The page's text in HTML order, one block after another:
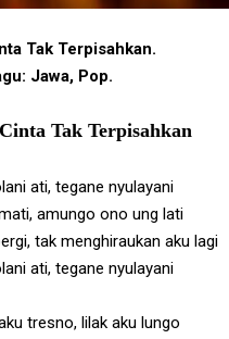
Tak Terpisahkan.
Jawa, Pop.
Tak Terpisahkan
ati, tegane nyulayani
amungo ono ung lati
tak menghiraukan aku lagi
ati, tegane nyulayani
tresno, lilak aku lungo